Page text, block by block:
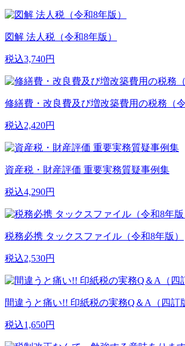
図解 法人税（令和8年版）
税込3,740円
修繕費・改良費及び増改築費用の税務（令
税込2,420円
資産税・財産評価 重要実務質疑事例集
税込4,290円
税務必携 タックスファイル（令和8年版）
税込2,530円
間違うと痛い!! 印紙税の実務Q＆A（四訂
税込1,650円